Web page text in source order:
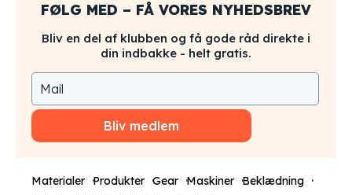
FØLG MED – FÅ VORES NYHEDSBREV
Bliv en del af klubben og få gode råd direkte i
din indbakke - helt gratis.
Bliv medlem
Materialer Produkter Gear Maskiner Beklædning